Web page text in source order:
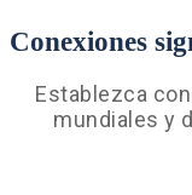
Conexiones
Establezca
mundiales y